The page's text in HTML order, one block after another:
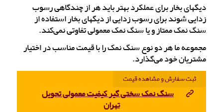
دیگهای بخار برای عملکرد بهتر باید هر از چندگاهی رسوب
زدایی شوند برای رسوب زدایی از دیگهای بخار استفاده از
سنگ نمک ممتاز و یا سنگ نمک معمولی تفاوتی نمی‌کند.
مجموعه ما هر دو نوع سنگ نمک را با قیمت مناسب در اختیار
مشتریان خود می‌گذارد.
ثبت سفارش و مشاهده قیمت
سنگ نمک سختی گیر کیفیت معمولی تحویل
تهران